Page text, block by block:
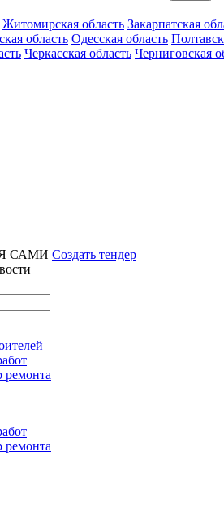
Житомирская область Закарпатская
область Одесская область
Черкасская область Черниговская
САМИ Создать тендер
ремонта
ремонта